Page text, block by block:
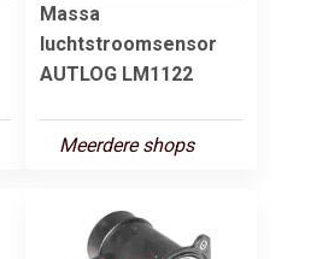
Massa
luchtstroomsensor
AUTLOG LM1122
Meerdere shops